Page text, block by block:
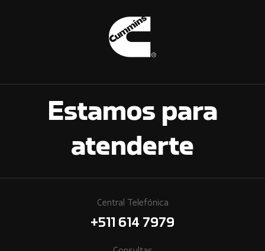
Estamos para
atenderte
Central Telefónica
+511 614 7979